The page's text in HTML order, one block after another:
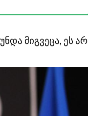
მიგვეცა, ეს არ